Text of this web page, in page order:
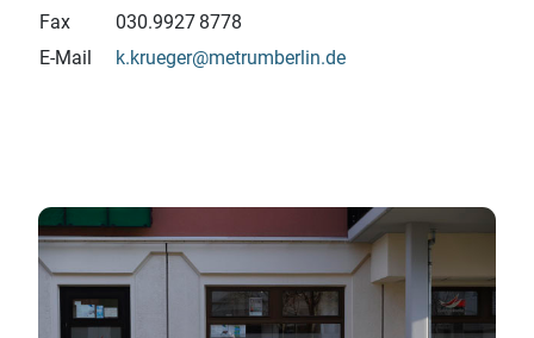
Fax
030.9927 8778
E-Mail
k.krueger@metrumberlin.de